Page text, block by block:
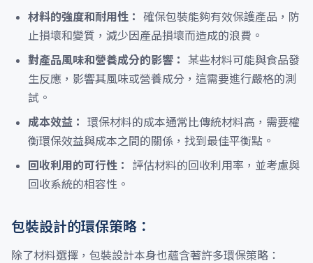
材料的強度和耐用性： 確保包裝能夠有效保護產品，防
止損壞和變質，減少因產品損壞而造成的浪費。
對產品風味和營養成分的影響： 某些材料可能與食品發
生反應，影響其風味或營養成分，這需要進行嚴格的測
試。
成本效益： 環保材料的成本通常比傳統材料高，需要權
衡環保效益與成本之間的關係，找到最佳平衡點。
回收利用的可行性：
評估材料的回收利用率，並考慮與
回收系統的相容性。
包裝設計的環保策略：
除了材料選擇，包裝設計本身也蘊含著許多環保策略：